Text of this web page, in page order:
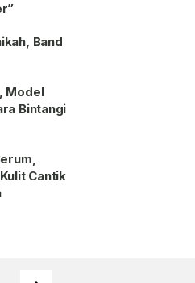
Band
Model
Bintangi
Cantik